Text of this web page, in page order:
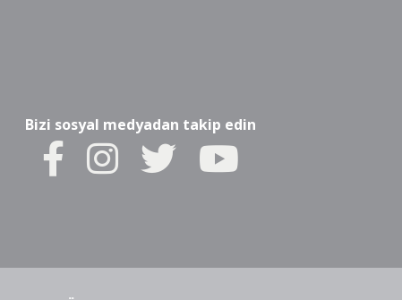
Bizi sosyal medyadan takip edin